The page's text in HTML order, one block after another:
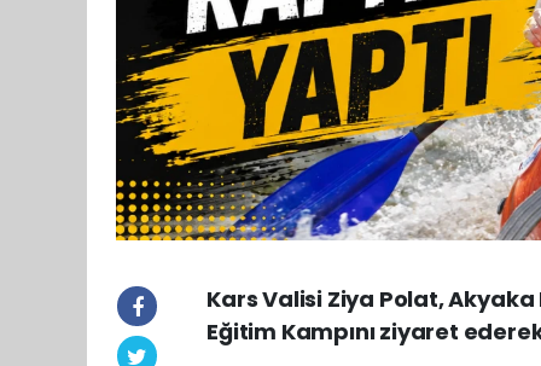
Kars Valisi Ziya Polat,
Eğitim Kampını ziyaret